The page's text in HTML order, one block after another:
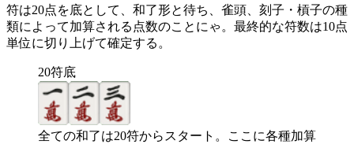
符は20点を底として、和了形と待ち、雀頭、刻子・槓子の種
類によって加算される点数のことにゃ。最終的な符数は10点
単位に切り上げて確定する。
20符底
全ての和了は20符からスタート。ここに各種加算